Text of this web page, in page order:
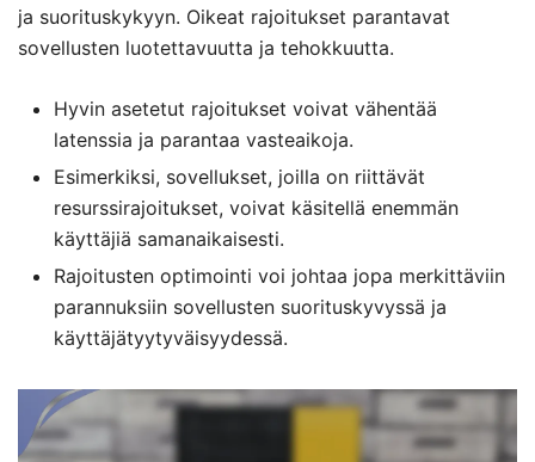
ja suorituskykyyn. Oikeat rajoitukset parantavat
sovellusten luotettavuutta ja tehokkuutta.
Hyvin asetetut rajoitukset voivat vähentää
latenssia ja parantaa vasteaikoja.
Esimerkiksi, sovellukset, joilla on riittävät
resurssirajoitukset, voivat käsitellä enemmän
käyttäjiä samanaikaisesti.
Rajoitusten optimointi voi johtaa jopa merkittäviin
parannuksiin sovellusten suorituskyvyssä ja
käyttäjätyytyväisyydessä.